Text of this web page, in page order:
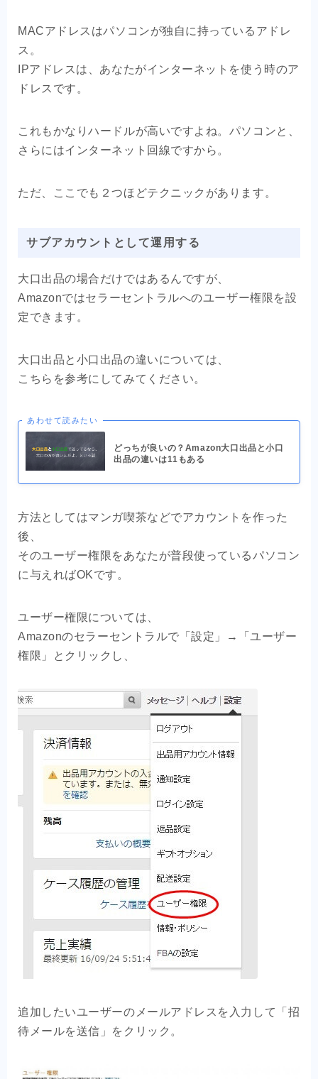
MACアドレスはパソコンが独自に持っているアドレ
ス。
IPアドレスは、あなたがインターネットを使う時のア
ドレスです。
これもかなりハードルが高いですよね。パソコンと、
さらにはインターネット回線ですから。
ただ、ここでも２つほどテクニックがあります。
サブアカウントとして運用する
大口出品の場合だけではあるんですが、
Amazonではセラーセントラルへのユーザー権限を設
定できます。
大口出品と小口出品の違いについては、
こちらを参考にしてみてください。
あわせて読みたい
どっちが良いの？Amazon大口出品と小口
出品の違いは11もある
方法としてはマンガ喫茶などでアカウントを作った
後、
そのユーザー権限をあなたが普段使っているパソコン
に与えればOKです。
ユーザー権限については、
Amazonのセラーセントラルで「設定」→「ユーザー
権限」とクリックし、
追加したいユーザーのメールアドレスを入力して「招
待メールを送信」をクリック。